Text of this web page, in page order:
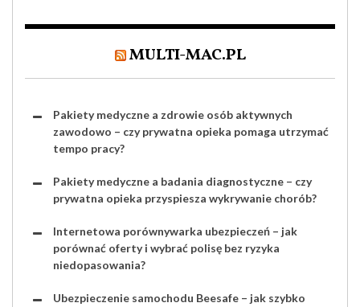
MULTI-MAC.PL
Pakiety medyczne a zdrowie osób aktywnych
zawodowo – czy prywatna opieka pomaga utrzymać
tempo pracy?
Pakiety medyczne a badania diagnostyczne – czy
prywatna opieka przyspiesza wykrywanie chorób?
Internetowa porównywarka ubezpieczeń – jak
porównać oferty i wybrać polisę bez ryzyka
niedopasowania?
Ubezpieczenie samochodu Beesafe – jak szybko